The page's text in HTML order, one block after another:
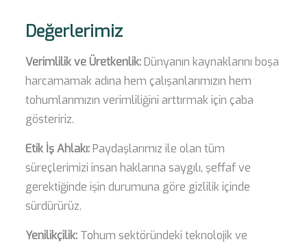
Değerlerimiz
Verimlilik ve Üretkenlik:Dünyanın kaynaklarını boşa
harcamamak adına hem çalışanlarımızın hem
tohumlarımızın verimliliğini arttırmak için çaba
gösteririz.
Etik İş Ahlakı:Paydaşlarımız ile olan tüm
süreçlerimizi insan haklarına saygılı, şeffaf ve
gerektiğinde işin durumuna göre gizlilik içinde
sürdürürüz.
Yenilikçilik: Tohum sektöründeki teknolojik ve